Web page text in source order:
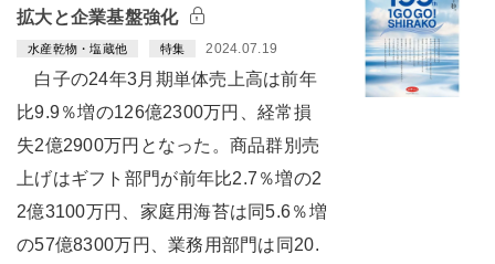
拡大と企業基盤強化
水産乾物・塩蔵他 特集 2024.07.19
白子の24年3月期単体売上高は前年
比9.9％増の126億2300万円、経常損
失2億2900万円となった。商品群別売
上げはギフト部門が前年比2.7％増の2
2億3100万円、家庭用海苔は同5.6％増
の57億8300万円、業務用部門は同20.